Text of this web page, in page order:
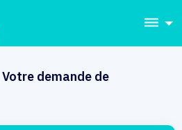
dehaze
Votre demande de